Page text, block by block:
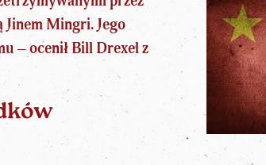
Jinem Mingri. Jego
– ocenił Bill Drexel z